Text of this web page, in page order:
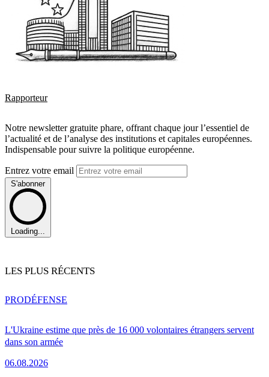
Rapporteur
Notre newsletter gratuite phare, offrant chaque jour l’essentiel de
l’actualité et de l’analyse des institutions et capitales européennes.
Indispensable pour suivre la politique européenne.
Entrez votre email
S'abonner
Loading...
LES PLUS RÉCENTS
L'Ukraine estime que près de 16 000 volontaires étrangers servent
dans son armée
06.08.2026
PRODÉFENSE